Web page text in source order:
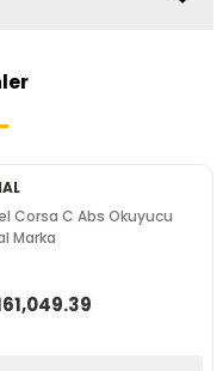
Corsa C Abs Okuyucu
Marka